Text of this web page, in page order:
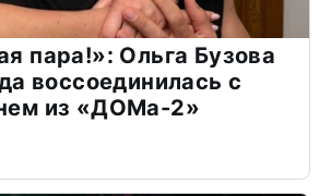
пара!»: Ольга Бузова
воссоединилась с
из «ДОМа-2»